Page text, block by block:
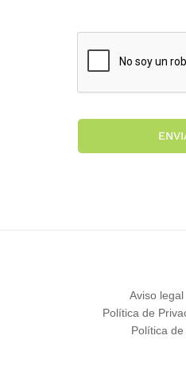
Aviso legal
Política de
Política